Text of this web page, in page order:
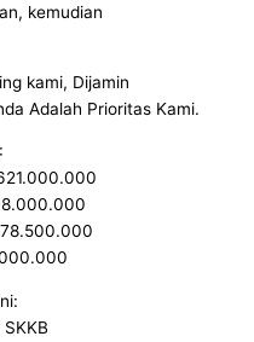
kemudian
kami, Dijamin
Adalah Prioritas Kami.